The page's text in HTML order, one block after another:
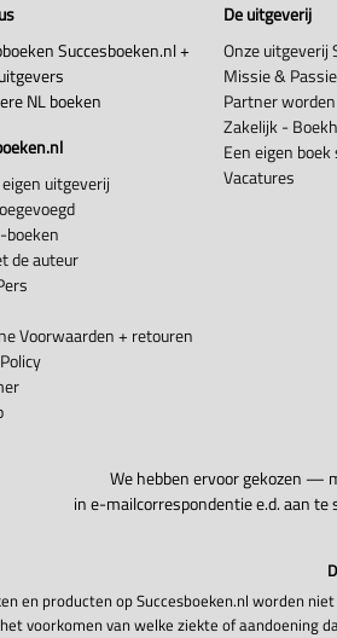
Succesboeken.nl +
NL boeken
uitgeverij
boeken
de auteur
Voorwaarden + retouren
De uitgeverij
Onze uitgeverij
Missie & Passie
Partner worden
Zakelijk -
Een eigen
Vacatures
We hebben ervoor gekozen —
in e-mailcorrespondentie e.d. aan
en producten op Succesboeken.nl worden
voorkomen van welke ziekte of aandoening